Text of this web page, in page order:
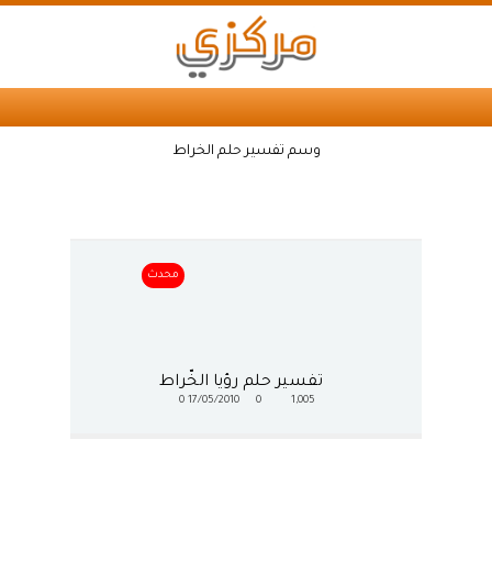
وسم تفسير حلم الخراط
محدث
تفسير حلم رؤيا الخّراط
1,005
17/05/2010
0